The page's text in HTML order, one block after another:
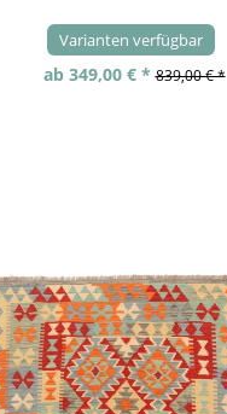
Varianten verfügbar
ab 349,00 € * 839,00 € *